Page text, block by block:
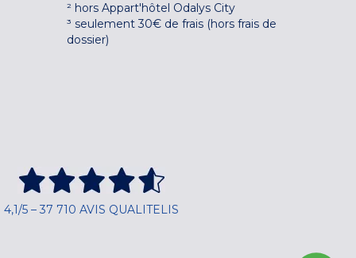
² hors Appart'hôtel Odalys City
³ seulement 30€ de frais (hors frais de
dossier)
4,1/5 – 37 710 AVIS QUALITELIS